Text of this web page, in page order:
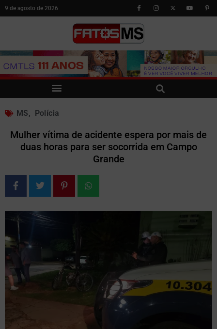
9 de agosto de 2026
MS, Polícia
Mulher vítima de acidente espera por mais de
duas horas para ser socorrida em Campo
Grande